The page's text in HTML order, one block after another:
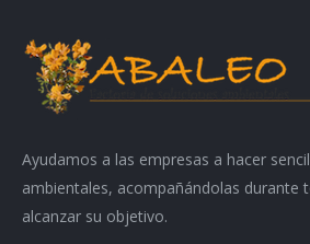
Ayudamos a las empresas a hacer
ambientales, acompañándolas durante
alcanzar su objetivo.